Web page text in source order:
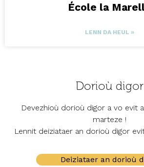
École la
LENN DA HEUL »
Dorioù digor
Devezhioù dorioù digor a vo evit
marteze !
Lennit deiziataer an dorioù digor
Deiziataer an dorioù